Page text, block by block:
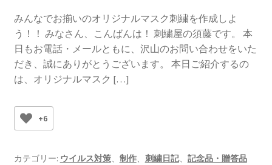
みんなでお揃いのオリジナルマスク刺繍を作成しよ
う！！ みなさん、こんばんは！ 刺繍屋の須藤です。 本
日もお電話・メールともに、沢山のお問い合わせをいた
だき、誠にありがとうございます。 本日ご紹介するの
は、オリジナルマスク […]
+6
カテゴリー: ウイルス対策、 制作、 刺繍日記、 記念品・贈答品